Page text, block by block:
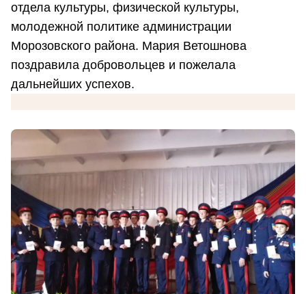
отдела культуры, физической культуры,
молодежной политике администрации
Морозовского района. Мария Ветошнова
поздравила добровольцев и пожелала
дальнейших успехов.